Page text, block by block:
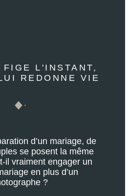
FIGE L'INSTANT,
REDONNE VIE
d’un mariage, de
se posent la même
il vraiment engager un
en plus d’un
?